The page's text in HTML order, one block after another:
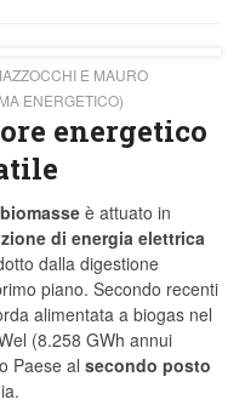
E MAURO
ENERGETICO)
energetico
è attuato in
di energia elettrica
dalla digestione
piano. Secondo recenti
alimentata a biogas nel
(8.258 GWh annui
Paese al secondo posto